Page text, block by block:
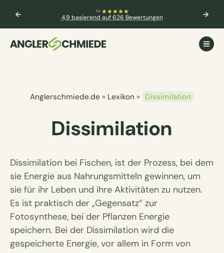
★★★★★
4,9 basierend auf 626 Bewertungen
Anglerschmiede.de » Lexikon » Dissimilation
Dissimilation
Dissimilation bei Fischen, ist der Prozess, bei dem
sie Energie aus Nahrungsmitteln gewinnen, um
sie für ihr Leben und ihre Aktivitäten zu nutzen.
Es ist praktisch der „Gegensatz“ zur
Fotosynthese, bei der Pflanzen Energie
speichern. Bei der Dissimilation wird die
gespeicherte Energie, vor allem in Form von